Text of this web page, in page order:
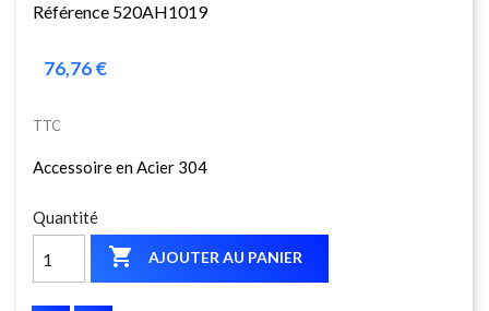
Référence 520AH1019
76,76 €
TTC
Accessoire en Acier 304
Quantité
 AJOUTER AU PANIER